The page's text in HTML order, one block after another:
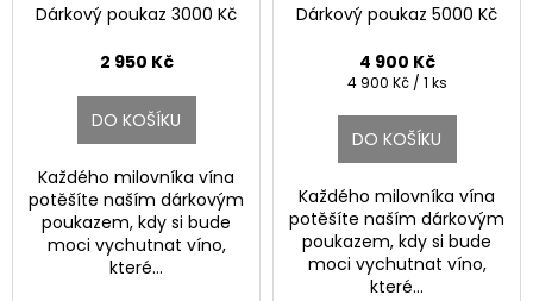
Dárkový poukaz 3000 Kč
2 950 Kč
DO KOŠÍKU
Každého milovníka vína
potěšíte naším dárkovým
poukazem, kdy si bude
moci vychutnat víno,
které...
Dárkový poukaz 5000 Kč
4 900 Kč
Měrná
4 900 Kč / 1 ks
DO KOŠÍKU
Každého milovníka vína
potěšíte naším dárkovým
poukazem, kdy si bude
moci vychutnat víno,
které...